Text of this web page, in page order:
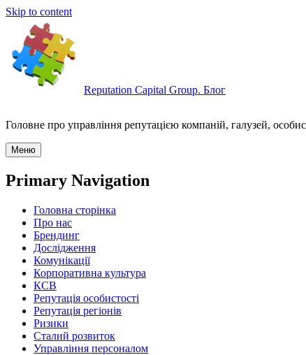
Skip to content
Reputation Capital Group. Блог
Головне про управління репутацією компаній, галузей,
Меню
Primary Navigation
Головна сторінка
Про нас
Брендинг
Дослідження
Комунікації
Корпоративна культура
КСВ
Репутація особистості
Репутація регіонів
Ризики
Сталий розвиток
Управління персоналом